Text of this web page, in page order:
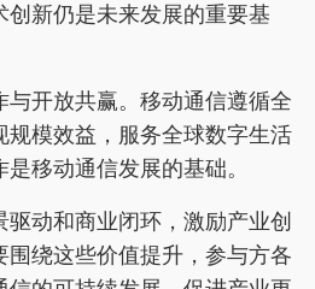
创新仍是未来发展的重要基
与开放共赢。移动通信遵循全
规模效益，服务全球数字生活
移动通信发展的基础。
动和商业闭环，激励产业创
围绕这些价值提升，参与方各